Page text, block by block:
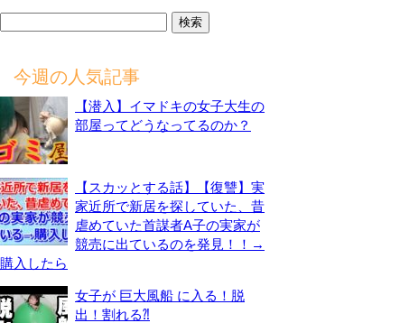
今週の人気記事
【潜入】イマドキの女子大生の
部屋ってどうなってるのか？
【スカッとする話】【復讐】実
家近所で新居を探していた、昔
虐めていた首謀者A子の実家が
競売に出ているのを発見！！→
購入したら
女子が 巨大風船 に入る！脱
出！割れる⁈